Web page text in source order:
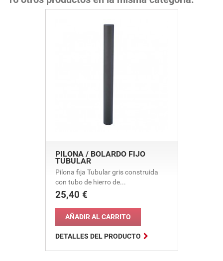
PILONA / BOLARDO FIJO
TUBULAR
Pilona fija Tubular gris construida
con tubo de hierro de...
Precio
25,40 €

AÑADIR AL CARRITO
DETALLES DEL PRODUCTO